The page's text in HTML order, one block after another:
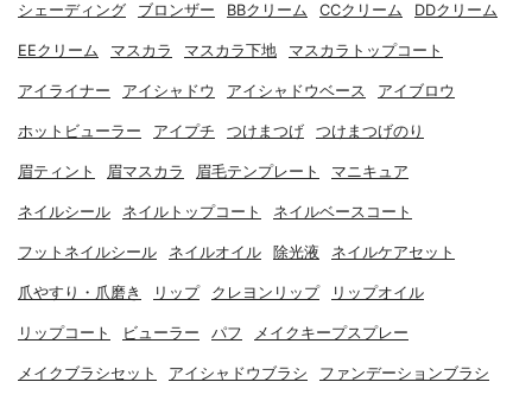
シェーディング ブロンザー BBクリーム CCクリーム DDクリーム
EEクリーム マスカラ マスカラ下地 マスカラトップコート
アイライナー アイシャドウ アイシャドウベース アイブロウ
ホットビューラー アイプチ つけまつげ つけまつげのり
眉ティント 眉マスカラ 眉毛テンプレート マニキュア
ネイルシール ネイルトップコート ネイルベースコート
フットネイルシール ネイルオイル 除光液 ネイルケアセット
爪やすり・爪磨き リップ クレヨンリップ リップオイル
リップコート ビューラー パフ メイクキープスプレー
メイクブラシセット アイシャドウブラシ ファンデーションブラシ